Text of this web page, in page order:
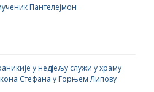
Пантелејмон
у недјељу служи у храму
Стефана у Горњем Липову